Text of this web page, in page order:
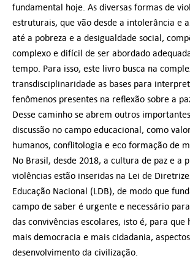
fundamental hoje. As diversas formas de
estruturais, que vão desde a intolerância e
até a pobreza e a desigualdade social,
complexo e difícil de ser abordado
tempo. Para isso, este livro busca na
transdisciplinaridade as bases para
fenômenos presentes na reflexão sobre a
Desse caminho se abrem outros
discussão no campo educacional, como
humanos, conflitologia e eco formação de
No Brasil, desde 2018, a cultura de paz e a
violências estão inseridas na Lei de
Educação Nacional (LDB), de modo que
campo de saber é urgente e necessário
das convivências escolares, isto é, para que
mais democracia e mais cidadania,
desenvolvimento da civilização.